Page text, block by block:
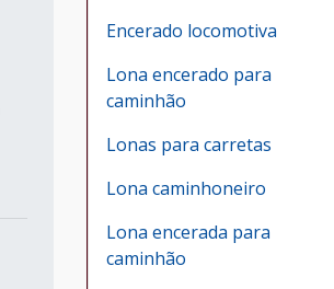
Encerado locomotiva
Lona encerado para
caminhão
Lonas para carretas
Lona caminhoneiro
Lona encerada para
caminhão